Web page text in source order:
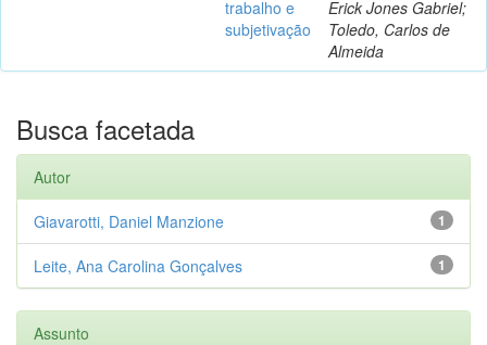
trabalho e
subjetivação
Erick Jones Gabriel;
Toledo, Carlos de
Almeida
Busca facetada
Autor
1
Giavarotti, Daniel Manzione
1
Leite, Ana Carolina Gonçalves
Assunto